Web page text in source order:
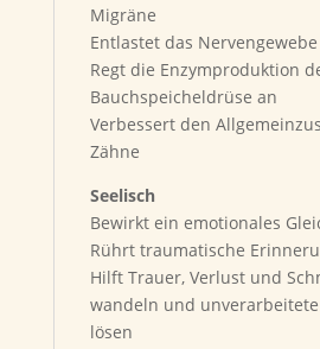
Migräne
Entlastet das
Regt die Enzymproduktion
Bauchspeicheldrüse an
Verbessert den
Zähne
Seelisch
Bewirkt ein emotionales
Rührt traumatische
Hilft Trauer, Verlust und
wandeln und
lösen